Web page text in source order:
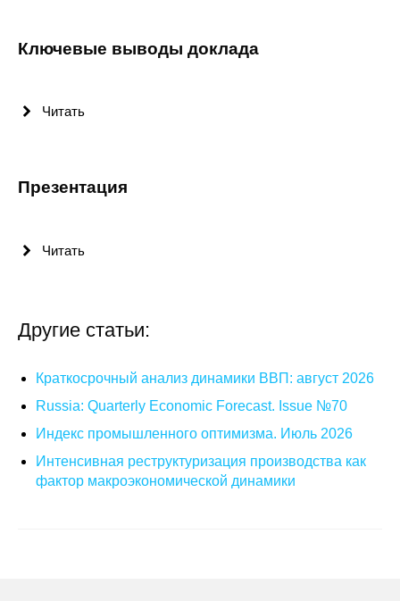
Энергетический семинар
Российско-французский семинар
Отрасли и регионы
Ключевые выводы доклада
Читать
Презентация
Читать
Другие статьи:
Краткосрочный анализ динамики ВВП: август 2026
Russia: Quarterly Economic Forecast. Issue №70
Индекс промышленного оптимизма. Июль 2026
Интенсивная реструктуризация производства как
фактор макроэкономической динамики